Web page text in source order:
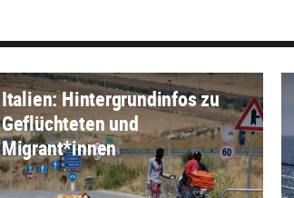
Italien: Hintergrundinfos zu
Geflüchteten und
Migrant*innen